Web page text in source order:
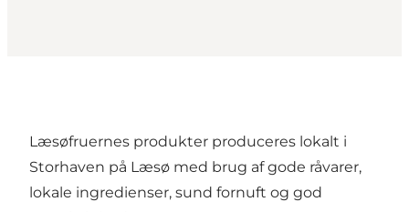
Læsøfruernes produkter produceres lokalt i
Storhaven på Læsø med brug af gode råvarer,
lokale ingredienser, sund fornuft og god